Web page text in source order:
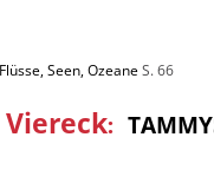
Seen, OzeaneS. 66
Viereck: